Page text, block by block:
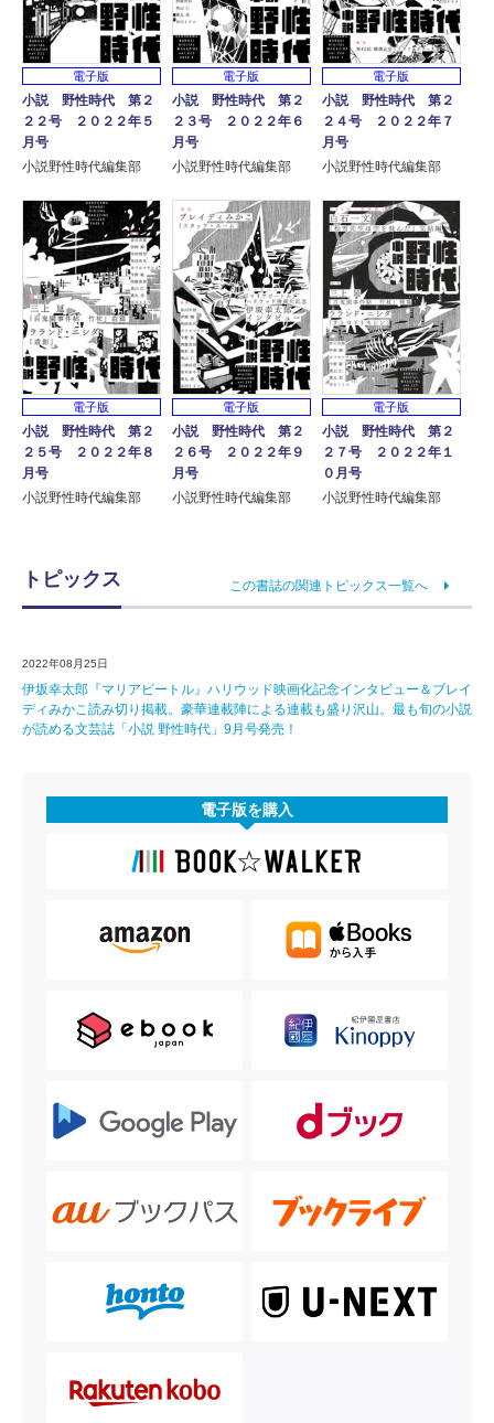
電子版
小説 野性時代 第２
２２号 ２０２２年５
月号
小説野性時代編集部
電子版
小説 野性時代 第２
２３号 ２０２２年６
月号
小説野性時代編集部
電子版
小説 野性時代 第２
２４号 ２０２２年７
月号
小説野性時代編集部
電子版
小説 野性時代 第２
２５号 ２０２２年８
月号
小説野性時代編集部
電子版
小説 野性時代 第２
２６号 ２０２２年９
月号
小説野性時代編集部
電子版
小説 野性時代 第２
２７号 ２０２２年１
０月号
小説野性時代編集部
トピックス この書誌の関連トピックス一覧へ
2022年08月25日
伊坂幸太郎『マリアビートル』ハリウッド映画化記念インタビュー＆ブレイ
ディみかこ読み切り掲載。豪華連載陣による連載も盛り沢山。最も旬の小説
が読める文芸誌「小説 野性時代」9月号発売！
電子版を購入